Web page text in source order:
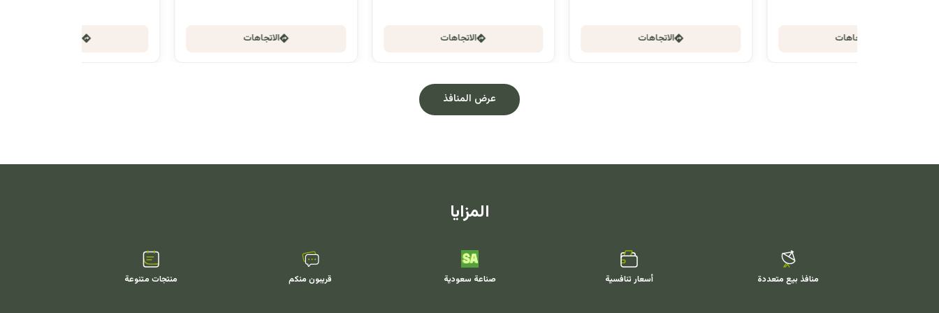
عرض المنافذ
المزايا
منافذ بيع متعددة أسعار تنافسية صناعة سعودية قريبون منكم منتجات متنوعة